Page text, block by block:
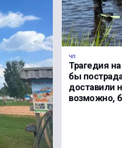
ЧП
Трагедия
бы
доставили
возможно,